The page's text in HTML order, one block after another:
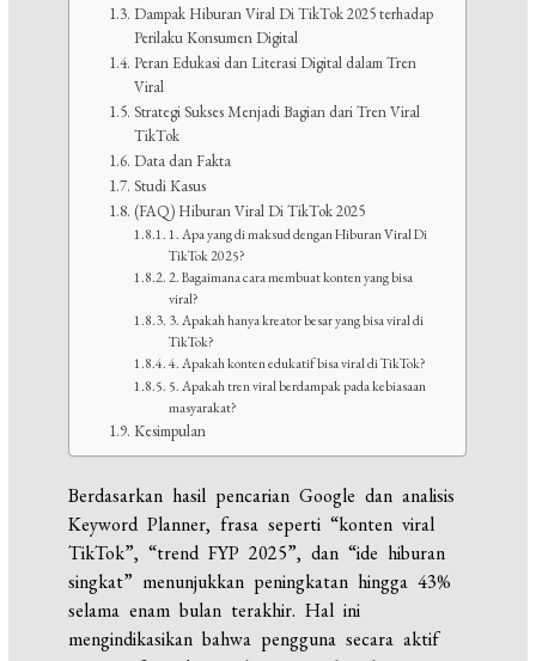
Dampak Hiburan Viral Di TikTok 2025 terhadap
Perilaku Konsumen Digital
Peran Edukasi dan Literasi Digital dalam Tren
Viral
Strategi Sukses Menjadi Bagian dari Tren Viral
TikTok
Data dan Fakta
Studi Kasus
(FAQ) Hiburan Viral Di TikTok 2025
1. Apa yang di maksud dengan Hiburan Viral Di
TikTok 2025?
2. Bagaimana cara membuat konten yang bisa
viral?
3. Apakah hanya kreator besar yang bisa viral di
TikTok?
4. Apakah konten edukatif bisa viral di TikTok?
5. Apakah tren viral berdampak pada kebiasaan
masyarakat?
Kesimpulan
Berdasarkan hasil pencarian Google dan analisis
Keyword Planner, frasa seperti “konten viral
TikTok”, “trend FYP 2025”, dan “ide hiburan
singkat” menunjukkan peningkatan hingga 43%
selama enam bulan terakhir. Hal ini
mengindikasikan bahwa pengguna secara aktif